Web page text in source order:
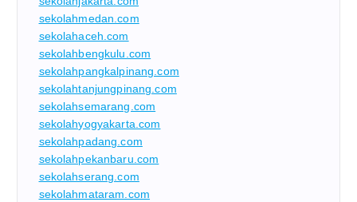
sekolahmedan.com
sekolahaceh.com
sekolahbengkulu.com
sekolahpangkalpinang.com
sekolahtanjungpinang.com
sekolahsemarang.com
sekolahyogyakarta.com
sekolahpadang.com
sekolahpekanbaru.com
sekolahserang.com
sekolahmataram.com